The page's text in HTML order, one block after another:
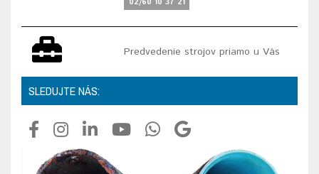
Predvedenie strojov priamo u Vás
SLEDUJTE NÁS: